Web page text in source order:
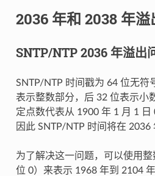
2036 年和 2038 年溢
SNTP/NTP 2036 年溢出
SNTP/NTP 时间戳为 64 位无符
表示整数部分，后 32 位表示小
定点数代表从 1900 年 1 月 1 日
因此 SNTP/NTP 时间将在 2036
为了解决这一问题，可以使用
位 0）来表示 1968 年到 2104